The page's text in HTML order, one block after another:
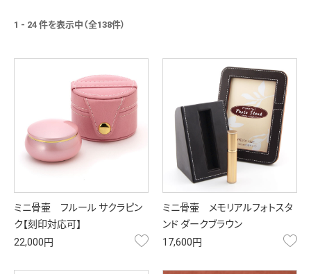
1 - 24 件を表示中（全138件）
ミニ骨壷 フルール サクラピン
ク【刻印対応可】
22,000円
お気に入り
ミニ骨壷 メモリアルフォトスタ
ンド ダークブラウン
17,600円